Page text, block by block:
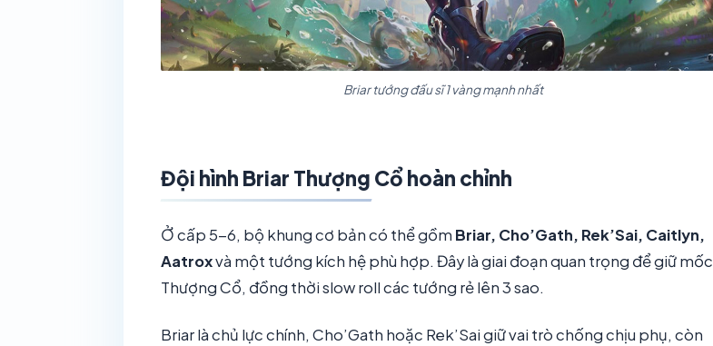
Briar tướng đấu sĩ 1 vàng mạnh nhất
Đội hình Briar Thượng Cổ hoàn chỉnh
Ở cấp 5-6, bộ khung cơ bản có thể gồm Briar, Cho’Gath, Rek’Sai, Caitlyn,
Aatroxvà một tướng kích hệ phù hợp. Đây là giai đoạn quan trọng để giữ mốc
Thượng Cổ, đồng thời slow roll các tướng rẻ lên 3 sao.
Briar là chủ lực chính, Cho’Gath hoặc Rek’Sai giữ vai trò chống chịu phụ, còn